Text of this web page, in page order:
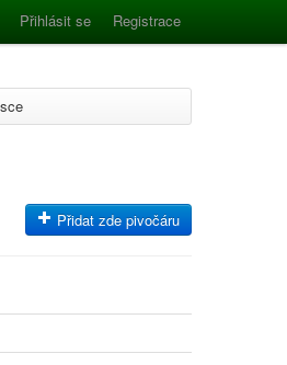
Přihlásit se Registrace
Přidat zde pivočáru